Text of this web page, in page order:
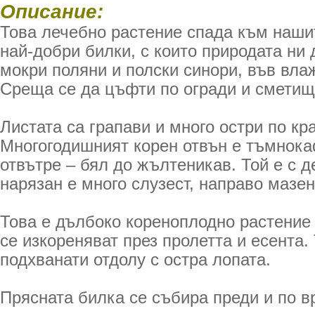
Описание:
Това лечебно растение спада към
най-добри билки, с които природата ни
мокри поляни и полски синори, във
Среща се да цъфти по огради и
Листата са грапави и много остри по
Многогодишният корен отвън е
отвътре – бял до жълтеникав. Той е с
нарязан е много слузест, направо
Това е дълбоко кореноплодно растение
се изкореняват през пролетта и
подхванати отдолу с остра лопата.
Прясната билка се събира преди и по